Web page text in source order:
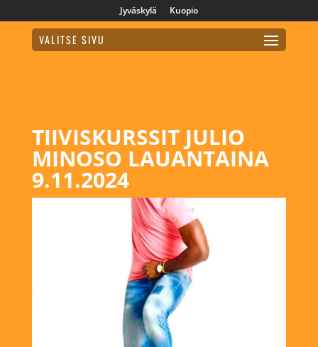
Jyväskylä Kuopio
VALITSE SIVU
TIIVISKURSSIT JULIO
MINOSO LAUANTAINA
9.11.2024